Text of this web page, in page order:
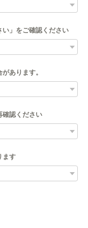
い」をご確認ください
あります。
確認ください
ます